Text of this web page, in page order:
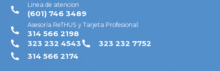
Linea de atencion
(601) 746 3489
Asesoría ReTHUS y Tarjeta Profesional:
314 566 2198
323 232 4543
323 232 7752
314 566 2174